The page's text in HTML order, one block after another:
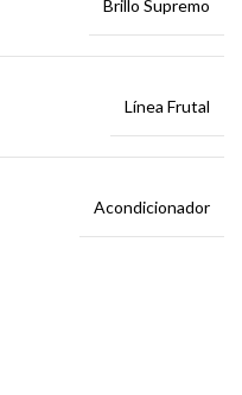
Brillo Supremo
Línea Frutal
Acondicionador